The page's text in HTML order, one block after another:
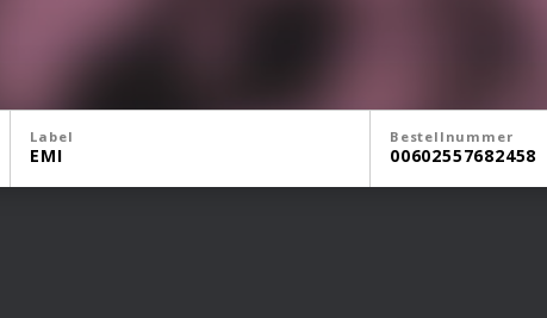
Label
EMI
Bestellnummer
00602557682458